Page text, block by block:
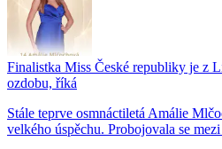
Finalistka Miss České republiky je z
ozdobu, říká
Stále teprve osmnáctiletá Amálie
velkého úspěchu. Probojovala se